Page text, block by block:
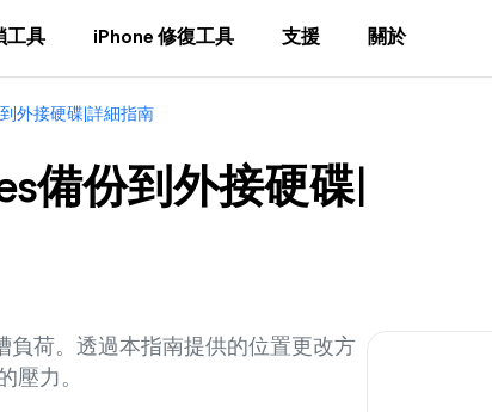
工具 iPhone 修復工具 支援 關於
外接硬碟|詳細指南
備份到外接硬碟|
負荷。透過本指南提供的位置更改方
壓力。